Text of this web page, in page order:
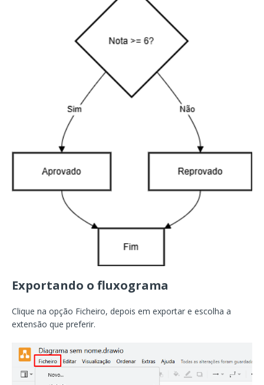
Exportando o fluxograma
Clique na opção Ficheiro, depois em exportar e escolha a
extensão que preferir.